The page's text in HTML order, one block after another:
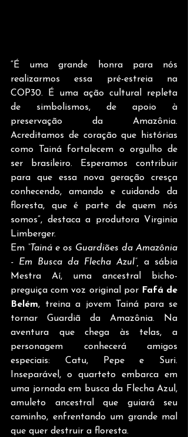
“É uma grande honra para nós
realizarmos essa pré-estreia na
COP30. É uma ação cultural repleta
de simbolismos, de apoio à
preservação da Amazônia.
Acreditamos de coração que histórias
como Tainá fortalecem o orgulho de
ser brasileiro. Esperamos contribuir
para que essa nova geração cresça
conhecendo, amando e cuidando da
floresta, que é parte de quem nós
somos”, destaca a produtora Virginia
Limberger.
Em “Tainá e os Guardiões da Amazônia
- Em Busca da Flecha Azul”, a sábia
Mestra Aí, uma ancestral bicho-
preguiça com voz original por Fafá de
Belém, treina a jovem Tainá para se
tornar Guardiã da Amazônia. Na
aventura que chega às telas, a
personagem conhecerá amigos
especiais: Catu, Pepe e Suri.
Inseparável, o quarteto embarca em
uma jornada em busca da Flecha Azul,
amuleto ancestral que guiará seu
caminho, enfrentando um grande mal
que quer destruir a floresta.